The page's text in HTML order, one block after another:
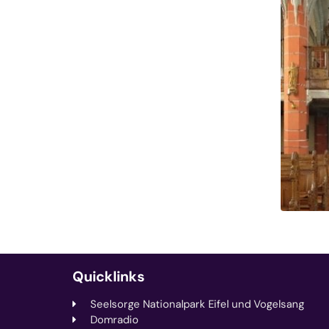
Quicklinks
Seelsorge Nationalpark Eifel und Vogelsang
Domradio